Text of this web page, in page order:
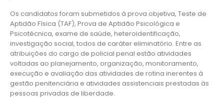
Os candidatos foram submetidos à prova objetiva, Teste de
Aptidão Física (TAF), Prova de Aptidão Psicológica e
Psicotécnica, exame de saúde, heteroidentificação,
investigação social, todos de caráter eliminatório. Entre as
atribuições do cargo de policial penal estão atividades
voltadas ao planejamento, organização, monitoramento,
execução e avaliação das atividades de rotina inerentes à
gestão penitenciária e atividades assistenciais prestadas às
pessoas privadas de liberdade.